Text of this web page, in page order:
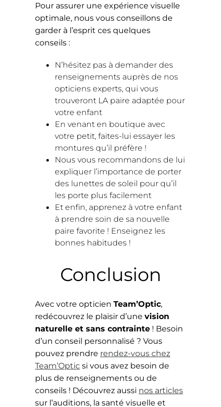
Pour assurer une expérience visuelle
optimale, nous vous conseillons de
garder à l’esprit ces quelques
conseils :
N’hésitez pas à demander des
renseignements auprès de nos
opticiens experts, qui vous
trouveront LA paire adaptée pour
votre enfant
En venant en boutique avec
votre petit, faites-lui essayer les
montures qu’il préfère !
Nous vous recommandons de lui
expliquer l’importance de porter
des lunettes de soleil pour qu’il
les porte plus facilement
Et enfin, apprenez à votre enfant
à prendre soin de sa nouvelle
paire favorite ! Enseignez les
bonnes habitudes !
Conclusion
Avec votre opticien Team’Optic,
redécouvrez le plaisir d’une vision
naturelle et sans contrainte ! Besoin
d’un conseil personnalisé ? Vous
pouvez prendre rendez-vous chez
Team’Optic si vous avez besoin de
plus de renseignements ou de
conseils ! Découvrez aussi nos articles
sur l’auditions, la santé visuelle et